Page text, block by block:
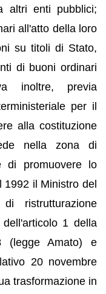
altri enti pubblici;
all'atto della loro
su titoli di Stato,
di buoni ordinari
inoltre, previa
per il
alla costituzione
nella zona di
di promuovere lo
il Ministro del
ristrutturazione
1 della
(legge Amato) e
20 novembre
trasformazione in